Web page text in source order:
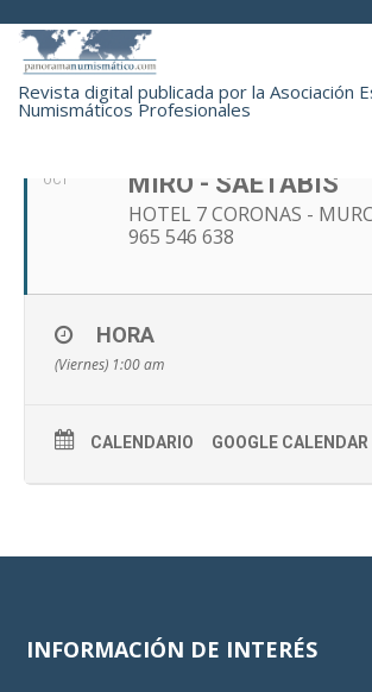
Revista digital publicada por la Asociación
Numismáticos Profesionales
OCTUBRE, 2023
OCT
MIRÓ - SAETABIS
HOTEL 7 CORONAS -
965 546 638
HORA
(Viernes) 1:00 am
CALENDARIO GOOGLE CALENDAR
INFORMACIÓN DE INTERÉS